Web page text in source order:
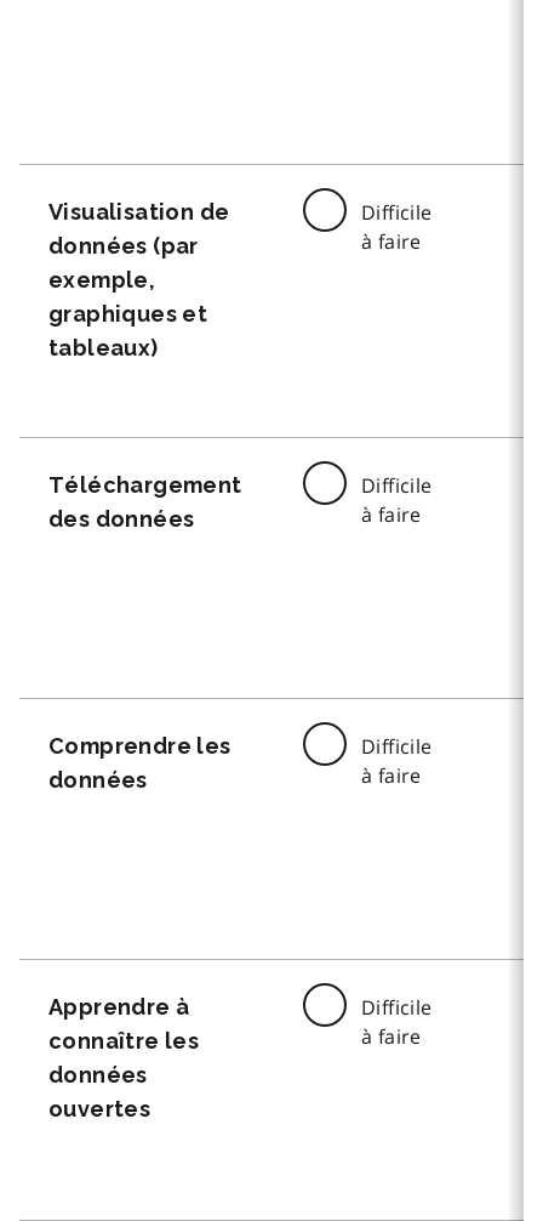
Visualisation de
données (par
exemple,
graphiques et
tableaux)
Difficile
à faire
Téléchargement
des données
Difficile
à faire
Comprendre les
données
Difficile
à faire
Apprendre à
connaître les
données
ouvertes
Difficile
à faire